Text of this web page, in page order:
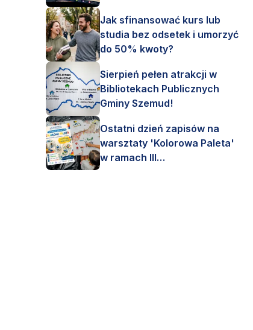
Jak sfinansować kurs lub
studia bez odsetek i umorzyć
do 50% kwoty?
Sierpień pełen atrakcji w
Bibliotekach Publicznych
Gminy Szemud!
Ostatni dzień zapisów na
warsztaty 'Kolorowa Paleta'
w ramach III